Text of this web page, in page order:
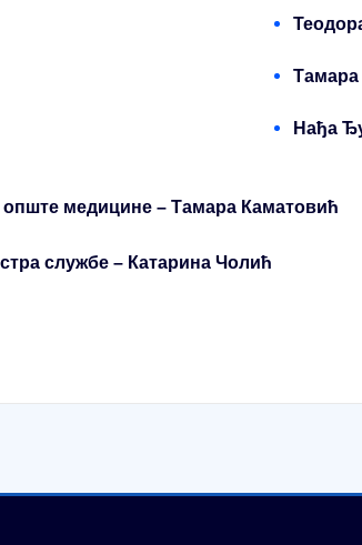
Нађа
опште медицине – Тамара Каматовић
службе – Катарина Чолић